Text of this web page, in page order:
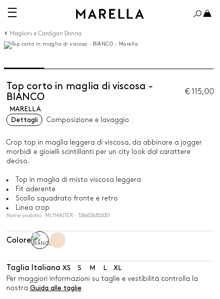
Maglioni e Cardigan Donna
Top corto in maglia di viscosa -
BIANCO
€ 115,00
MARELLA
Dettagli
Composizione e lavaggio
Crop top in maglia leggera di viscosa, da abbinare a jogger
morbidi e gioielli scintillanti per un city look dal carattere
deciso.
Top in maglia di misto viscosa leggera
Fit aderente
Scollo squadrato fronte e retro
Linea crop
Nome prodotto: MLTMASTER - 3366036302001
Colore
Taglia Italiana XS S M
XL
Per maggiori informazioni su taglie e vestibilità controlla la
nostra Guida alle taglie